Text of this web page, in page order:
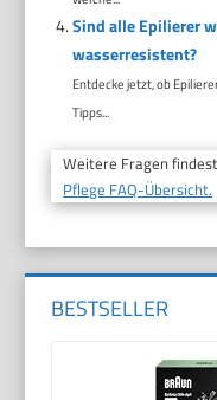
Sind alle Epilierer
wasserresistent?
Entdecke jetzt, ob
Tipps...
Weitere Fragen
Pflege FAQ-Übersicht.
BESTSELLER